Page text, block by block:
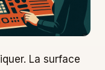
La surface